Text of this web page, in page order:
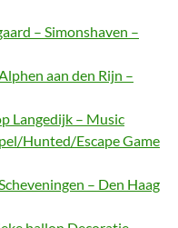
– Simonshaven –
aan den Rijn –
Langedijk – Music
Hunted/Escape Game
– Den Haag